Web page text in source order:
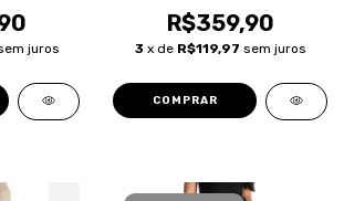
juros
R$359,90
3 x de R$119,97 sem juros
COMPRAR